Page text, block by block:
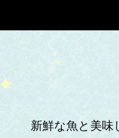
新鮮な魚と美味